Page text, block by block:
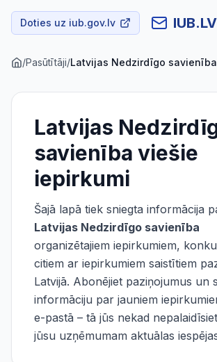
Doties uz iub.gov.lv IUB.LV
/Pasūtītāji/Latvijas Nedzirdīgo savienība
Latvijas
savienība viešie
iepirkumi
Šajā lapā tiek sniegta informācija
Latvijas Nedzirdīgo savienība
organizētajiem iepirkumiem,
citiem ar iepirkumiem saistītiem
Latvijā. Abonējiet paziņojumus un
informāciju par jauniem
e-pastā – tā jūs nekad
jūsu uzņēmumam aktuālas